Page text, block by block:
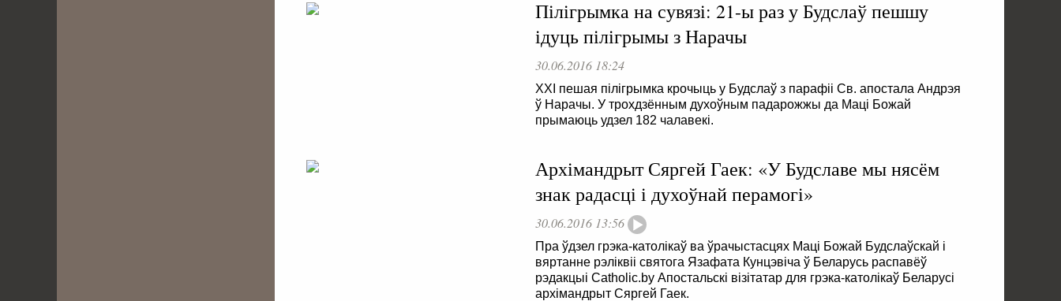
Пілігрымка на сувязі: 21-ы раз у Будслаў пешшу
ідуць пілігрымы з Нарачы
30.06.2016 18:24
XXI пешая пілігрымка крочыць у Будслаў з парафіі Св. апостала Андрэя
ў Нарачы. У трохдзённым духоўным падарожжы да Маці Божай
прымаюць удзел 182 чалавекі.
Архімандрыт Сяргей Гаек: «У Будславе мы нясём
знак радасці і духоўнай перамогі»
30.06.2016 13:56
Пра ўдзел грэка-католікаў ва ўрачыстасцях Маці Божай Будслаўскай і
вяртанне рэліквіі святога Язафата Кунцэвіча ў Беларусь распавёў
рэдакцыі Catholic.by Апостальскі візітатар для грэка-католікаў Беларусі
архімандрыт Сяргей Гаек.